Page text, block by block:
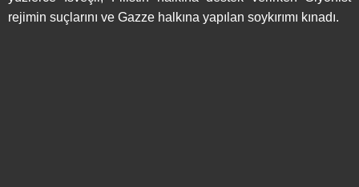
rejimin suçlarını ve Gazze halkına yapılan soykırımı kınadı.